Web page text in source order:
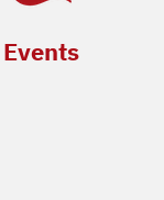
Events